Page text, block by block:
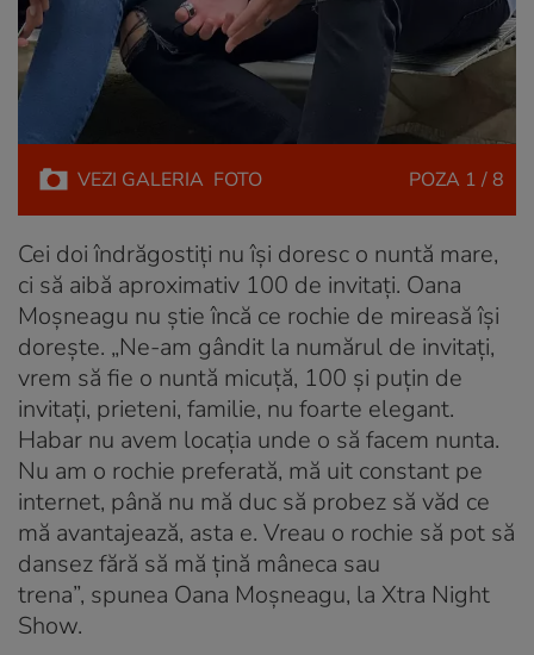
VEZI GALERIA FOTO POZA 1 / 8
Cei doi îndrăgostiți nu își doresc o nuntă mare,
ci să aibă aproximativ 100 de invitați. Oana
Moșneagu nu știe încă ce rochie de mireasă își
dorește. „Ne-am gândit la numărul de invitați,
vrem să fie o nuntă micuță, 100 și puțin de
invitați, prieteni, familie, nu foarte elegant.
Habar nu avem locația unde o să facem nunta.
Nu am o rochie preferată, mă uit constant pe
internet, până nu mă duc să probez să văd ce
mă avantajează, asta e. Vreau o rochie să pot să
dansez fără să mă țină mâneca sau
trena”, spunea Oana Moșneagu, la Xtra Night
Show.